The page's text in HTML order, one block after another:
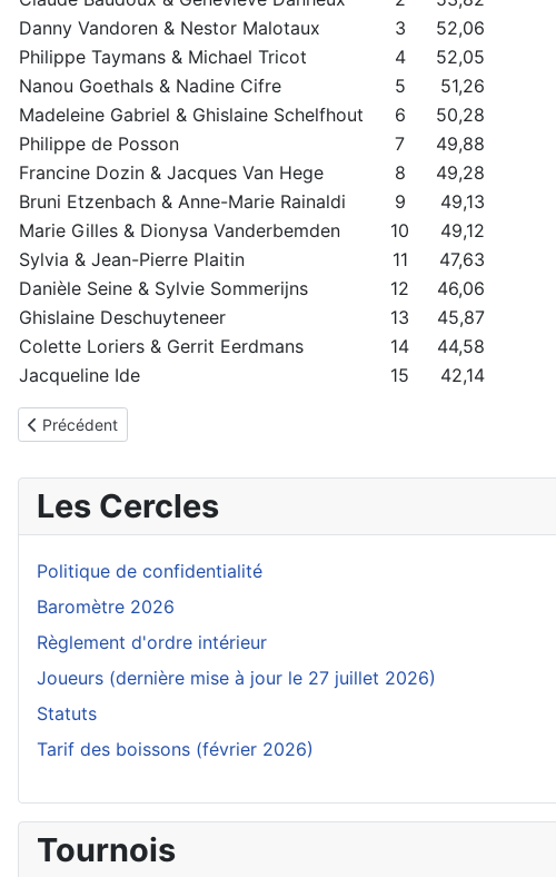
Danny Vandoren & Nestor Malotaux
3
52,06
Philippe Taymans & Michael Tricot
4
52,05
Nanou Goethals & Nadine Cifre
5
51,26
Madeleine Gabriel & Ghislaine Schelfhout
6
50,28
Philippe de Posson
7
49,88
Francine Dozin & Jacques Van Hege
8
49,28
Bruni Etzenbach & Anne-Marie Rainaldi
9
49,13
Marie Gilles & Dionysa Vanderbemden
10
49,12
Sylvia & Jean-Pierre Plaitin
11
47,63
Danièle Seine & Sylvie Sommerijns
12
46,06
Ghislaine Deschuyteneer
13
45,87
Colette Loriers & Gerrit Eerdmans
14
44,58
Jacqueline Ide
15 42,14
Article précédent : Sortie club du 15 au 20 mai 2020 - informations
Précédent
Les Cercles
Politique de confidentialité
Baromètre 2026
Règlement d'ordre intérieur
Joueurs (dernière mise à jour le 27 juillet 2026)
Statuts
Tarif des boissons (février 2026)
Tournois